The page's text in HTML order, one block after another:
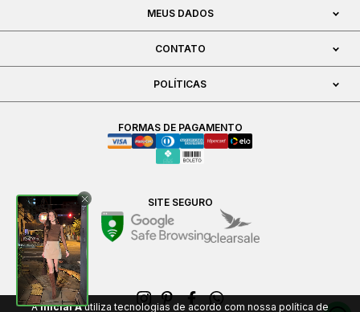
MEUS DADOS
CONTATO
POLÍTICAS
FORMAS DE PAGAMENTO
SITE SEGURO
AInicial Autiliza tecnologias de acordo com nossa política de